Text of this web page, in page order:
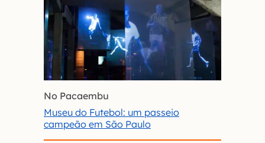
No Pacaembu
Museu do Futebol: um passeio
campeão em São Paulo